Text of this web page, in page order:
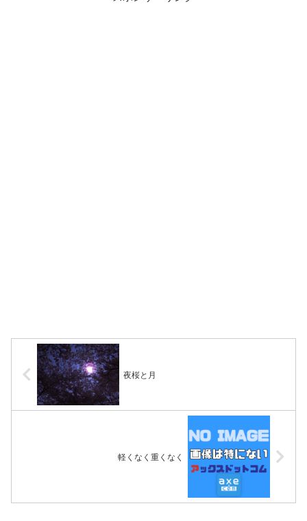
夜桜と月
軽くなく重くなく